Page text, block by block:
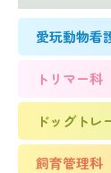
愛玩動物看
トリマー科
ドッグトレ
飼育管理科